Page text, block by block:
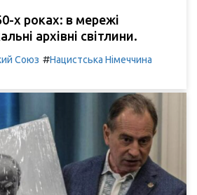
х роках: в мережі
архівні світлини.
Союз #Нацистська Німеччина